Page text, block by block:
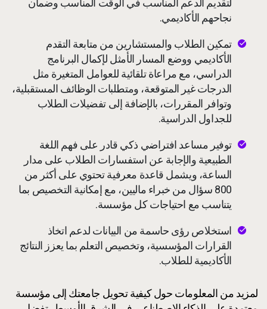
نجاحهم الأكاديمي.
تمكين الطلاب والمستشارين من متابعة التقدم
الأكاديمي ووضع المسار الأمثل لإكمال البرنامج
الدراسي، مع مراعاة تلقائية للعوامل المتغيرة مثل
الدرجات غير المتوقعة، ومتطلبات الوظائف المستقبلية،
وتوافر المقررات، بالإضافة إلى تفضيلات الطلاب
للجداول الدراسية.
توفير مساعد افتراضي ذكي قادر على فهم اللغة
الطبيعية والإجابة عن استفسارات الطلاب على مدار
الساعة، ويشمل قاعدة معرفية تحتوي على أكثر من
800 سؤال من خبراء ماليين، مع إمكانية التخصيص بما
يتناسب مع احتياجات كل مؤسسة.
استخلاص رؤى حاسمة من البيانات لدعم اتخاذ
القرارات المؤسسية، وتخصيص التعلم بما يعزز النتائج
الأكاديمية للطلاب.
لمزيد من المعلومات حول كيفية تحويل جامعتك إلى مؤسسة